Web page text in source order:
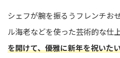
シェフが腕を振るうフレンチお
ル海老などを使った芸術的な仕上
を開けて、優雅に新年を祝いた